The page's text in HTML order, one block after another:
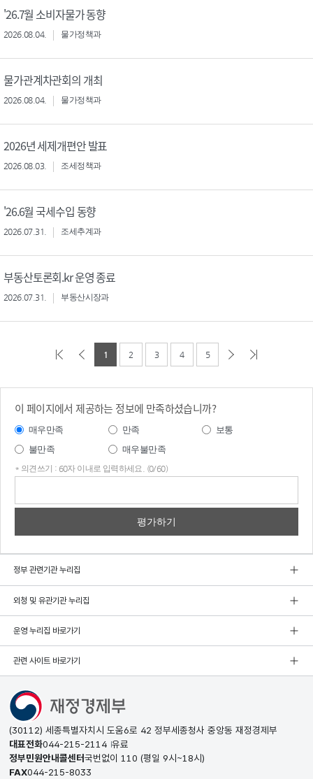
'26.7월 소비자물가 동향
2026.08.04. 물가정책과
물가관계차관회의 개최
2026.08.04. 물가정책과
2026년 세제개편안 발표
2026.08.03. 조세정책과
'26.6월 국세수입 동향
2026.07.31. 조세추계과
부동산토론회.kr 운영 종료
2026.07.31. 부동산시장과
1 2 3 4 5
이 페이지에서 제공하는 정보에 만족하셨습니까?
매우만족 만족
보통
불만족
매우불만족
* 의견쓰기 : 60자 이내로 입력하세요. (0/60)
정부 관련기관 누리집
외청 및 유관기관 누리집
운영 누리집 바로가기
관련 사이트 바로가기
(30112) 세종특별자치시 도움6로 42 정부세종청사 중앙동 재정경제부
대표전화044-215-2114 유료
정부민원안내콜센터국번없이 110 (평일 9시~18시)
FAX044-215-8033